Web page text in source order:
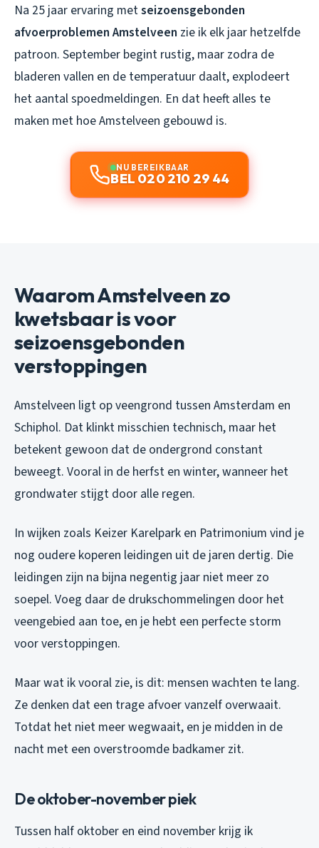
Na 25 jaar ervaring metseizoensgebonden
afvoerproblemen Amstelveen zie ik elk jaar hetzelfde
patroon. September begint rustig, maar zodra de
bladeren vallen en de temperatuur daalt, explodeert
het aantal spoedmeldingen. En dat heeft alles te
maken met hoe Amstelveen gebouwd is.
NU BEREIKBAAR
BEL 020 210 29 44
Waarom Amstelveen zo
kwetsbaar is voor
seizoensgebonden
verstoppingen
Amstelveen ligt op veengrond tussen Amsterdam en
Schiphol. Dat klinkt misschien technisch, maar het
betekent gewoon dat de ondergrond constant
beweegt. Vooral in de herfst en winter, wanneer het
grondwater stijgt door alle regen.
In wijken zoals Keizer Karelpark en Patrimonium vind je
nog oudere koperen leidingen uit de jaren dertig. Die
leidingen zijn na bijna negentig jaar niet meer zo
soepel. Voeg daar de drukschommelingen door het
veengebied aan toe, en je hebt een perfecte storm
voor verstoppingen.
Maar wat ik vooral zie, is dit: mensen wachten te lang.
Ze denken dat een trage afvoer vanzelf overwaait.
Totdat het niet meer wegwaait, en je midden in de
nacht met een overstroomde badkamer zit.
De oktober-november piek
Tussen half oktober en eind november krijg ik